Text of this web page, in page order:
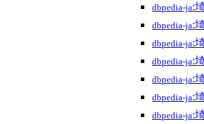
dbpedia-ja:
dbpedia-ja:
dbpedia-ja:
dbpedia-ja:
dbpedia-ja:
dbpedia-ja:
dbpedia-ja: